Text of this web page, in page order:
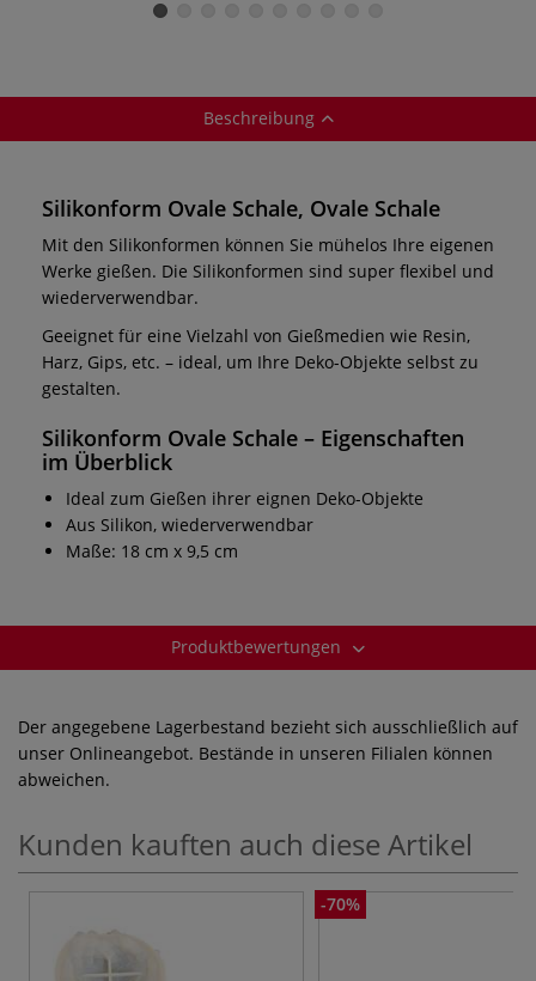
Beschreibung
Silikonform Ovale Schale, Ovale Schale
Mit den Silikonformen können Sie mühelos Ihre eigenen
Werke gießen. Die Silikonformen sind super flexibel und
wiederverwendbar.
Geeignet für eine Vielzahl von Gießmedien wie Resin,
Harz, Gips, etc. – ideal, um Ihre Deko-Objekte selbst zu
gestalten.
Silikonform Ovale Schale – Eigenschaften
im Überblick
Ideal zum Gießen ihrer eignen Deko-Objekte
Aus Silikon, wiederverwendbar
Maße: 18 cm x 9,5 cm
Produktbewertungen
Der angegebene Lagerbestand bezieht sich ausschließlich auf
unser Onlineangebot. Bestände in unseren Filialen können
abweichen.
Kunden kauften auch diese Artikel
-70%